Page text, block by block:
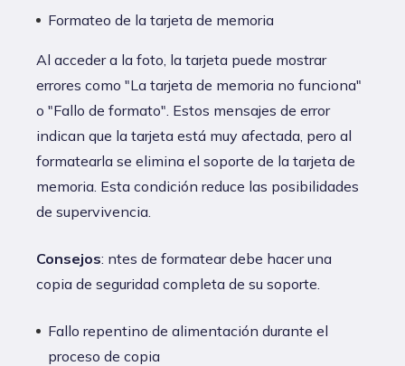
Formateo de la tarjeta de memoria
Al acceder a la foto, la tarjeta puede mostrar
errores como "La tarjeta de memoria no funciona"
o "Fallo de formato". Estos mensajes de error
indican que la tarjeta está muy afectada, pero al
formatearla se elimina el soporte de la tarjeta de
memoria. Esta condición reduce las posibilidades
de supervivencia.
Consejos: ntes de formatear debe hacer una
copia de seguridad completa de su soporte.
Fallo repentino de alimentación durante el
proceso de copia